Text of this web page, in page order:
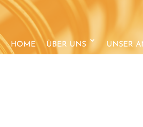
HOME ÜBER UNS UNSER